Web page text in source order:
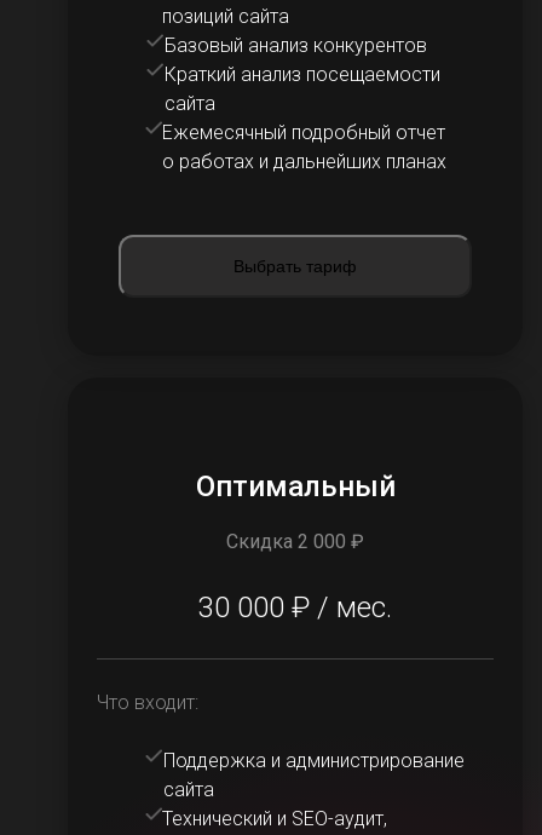
позиций сайта
Базовый анализ конкурентов
Краткий анализ посещаемости
сайта
Ежемесячный подробный отчет
о работах и дальнейших планах
Выбрать тариф
Оптимальный
Скидка 2 000 ₽
30 000 ₽ / мес.
Что входит:
Поддержка и администрирование
сайта
Технический и SEO-аудит,